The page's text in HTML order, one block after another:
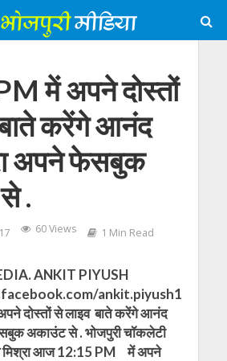
में अपने दोस्तों
करेंगे आनंद
अपने फेसबुक
.
60 Views 1 Min Read
ANKIT PIYUSH
ankit.piyush1
दोस्तों से लाइव बाते करेंगे आनंद
अकाउंट से . भोजपुरी चॉकलेटी
मिश्रा आज 12:15 PM में अपने